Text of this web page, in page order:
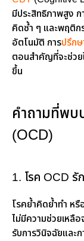
มีประสิทธิภาพสูง
คิดซ้ำ ๆ และพฤติ
อัตโนมัติ การปรึก
ตอนสำคัญที่จะช่วย
ขึ้น
คำถามที่พบ
(OCD)
1. โรค OCD รั
โรคย้ำคิดย้ำทำ ห
ไม่มีความช่วยเหลื
รับการวินิจฉัยและ